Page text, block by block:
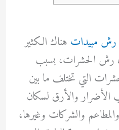
رش مبيدات هناك الكثير
رش الحشرات، بسبب
التي تختلف ما بين
والأرق لسكان
والمطاعم والشركات وغيرها،